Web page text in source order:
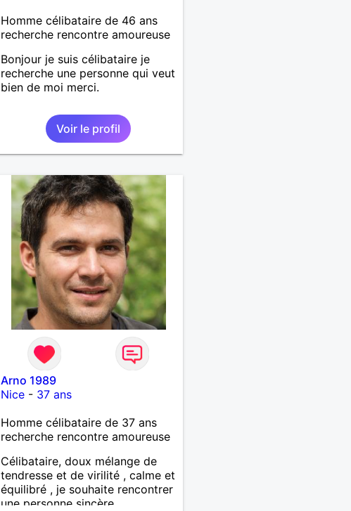
Homme célibataire de 46 ans
recherche rencontre amoureuse
Bonjour je suis célibataire je
recherche une personne qui veut
bien de moi merci.
Voir le profil
Arno 1989
Nice - 37 ans
Homme célibataire de 37 ans
recherche rencontre amoureuse
Célibataire, doux mélange de
tendresse et de virilité , calme et
équilibré , je souhaite rencontrer
une personne sincère